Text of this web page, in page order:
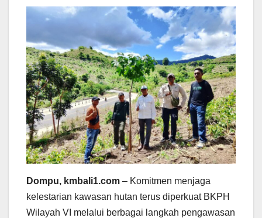
Dompu, kmbali1.com – Komitmen menjaga
kelestarian kawasan hutan terus diperkuat BKPH
Wilayah VI melalui berbagai langkah pengawasan